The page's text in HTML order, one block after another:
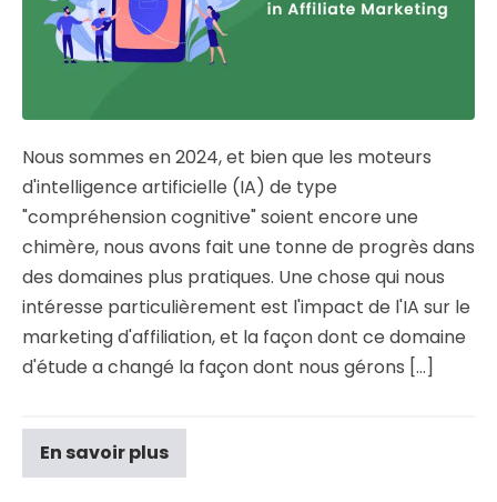
Nous sommes en 2024, et bien que les moteurs
d'intelligence artificielle (IA) de type
"compréhension cognitive" soient encore une
chimère, nous avons fait une tonne de progrès dans
des domaines plus pratiques. Une chose qui nous
intéresse particulièrement est l'impact de l'IA sur le
marketing d'affiliation, et la façon dont ce domaine
d'étude a changé la façon dont nous gérons [...]
En savoir plus